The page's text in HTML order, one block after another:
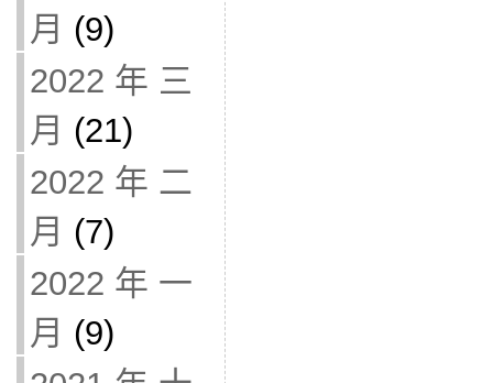
月 (9)
2022 年 三
月 (21)
2022 年 二
月 (7)
2022 年 一
月 (9)